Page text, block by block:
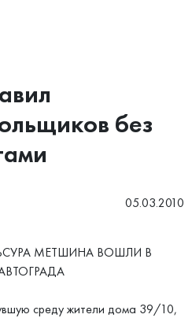
без
05.03.2010
МЕТШИНА ВОШЛИ В
среду жители дома 39/10,